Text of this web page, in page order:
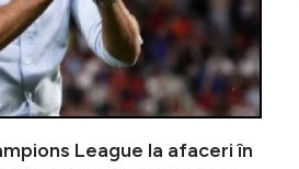
League la afaceri în